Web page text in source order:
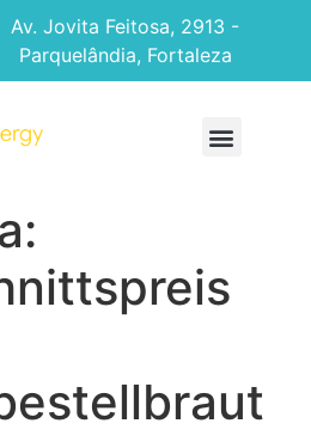
Av. Jovita Feitosa, 2913 -
Parquelândia, Fortaleza